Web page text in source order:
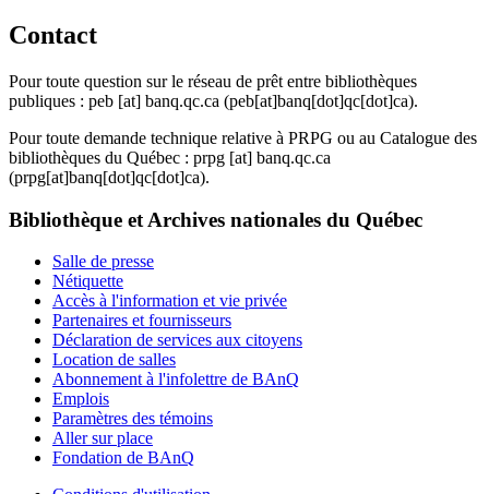
Contact
Pour toute question sur le réseau de prêt entre bibliothèques
publiques : peb [at] banq.qc.ca (peb[at]banq[dot]qc[dot]ca).
Pour toute demande technique relative à PRPG ou au Catalogue des
bibliothèques du Québec : prpg [at] banq.qc.ca
(prpg[at]banq[dot]qc[dot]ca).
Bibliothèque et Archives nationales du Québec
Salle de presse
Nétiquette
Accès à l'information et vie privée
Partenaires et fournisseurs
Déclaration de services aux citoyens
Location de salles
Abonnement à l'infolettre de BAnQ
Emplois
Paramètres des témoins
Aller sur place
Fondation de BAnQ